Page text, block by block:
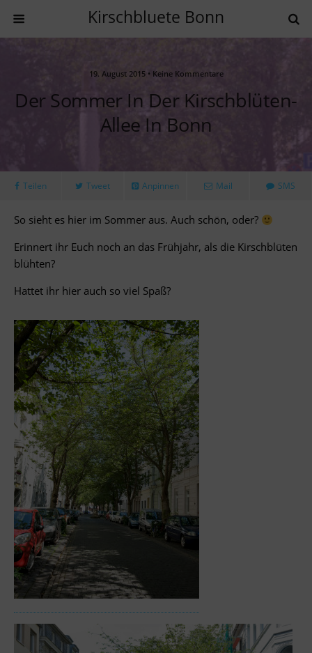
Kirschbluete Bonn
19. August 2015 • Keine Kommentare
Der Sommer In Der Kirschblüten-
Allee In Bonn
Teilen Tweet Anpinnen Mail SMS
So sieht es hier im Sommer aus. Auch schön, oder?
Erinnert ihr Euch noch an das Frühjahr, als die Kirschblüten
blühten?
Hattet ihr hier auch so viel Spaß?